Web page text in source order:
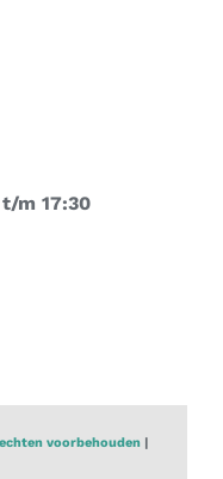
m 17:30
voorbehouden